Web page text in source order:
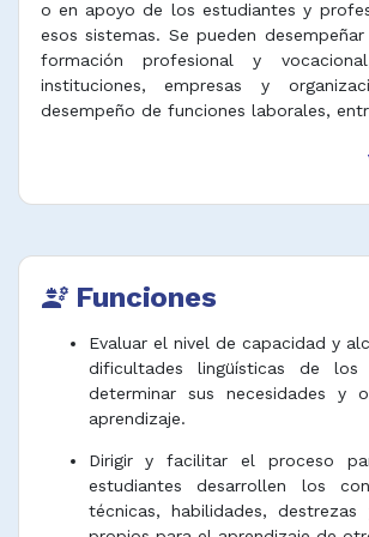
o en apoyo de los estudiantes y
esos sistemas. Se pueden
formación profesional y
instituciones, empresas y
desempeño de funciones laborales,
engineering Funciones
Evaluar el nivel de capacidad y
dificultades lingüísticas de los
determinar sus necesidades y
aprendizaje.
Dirigir y facilitar el proceso
estudiantes desarrollen los
técnicas, habilidades,